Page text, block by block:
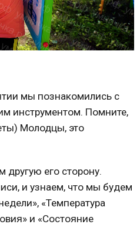
мы познакомились с
инструментом. Помните,
Молодцы, это
другую его сторону.
и узнаем, что мы будем
«Температура
и «Состояние